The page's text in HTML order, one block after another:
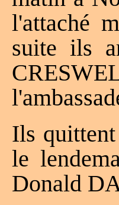
l'attaché
suite ils
Ils
le
Donald